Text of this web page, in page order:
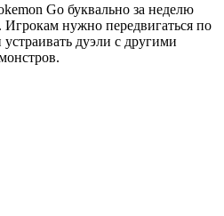
Go буквально за неделю
Игрокам нужно передвигаться по
дуэли с другими